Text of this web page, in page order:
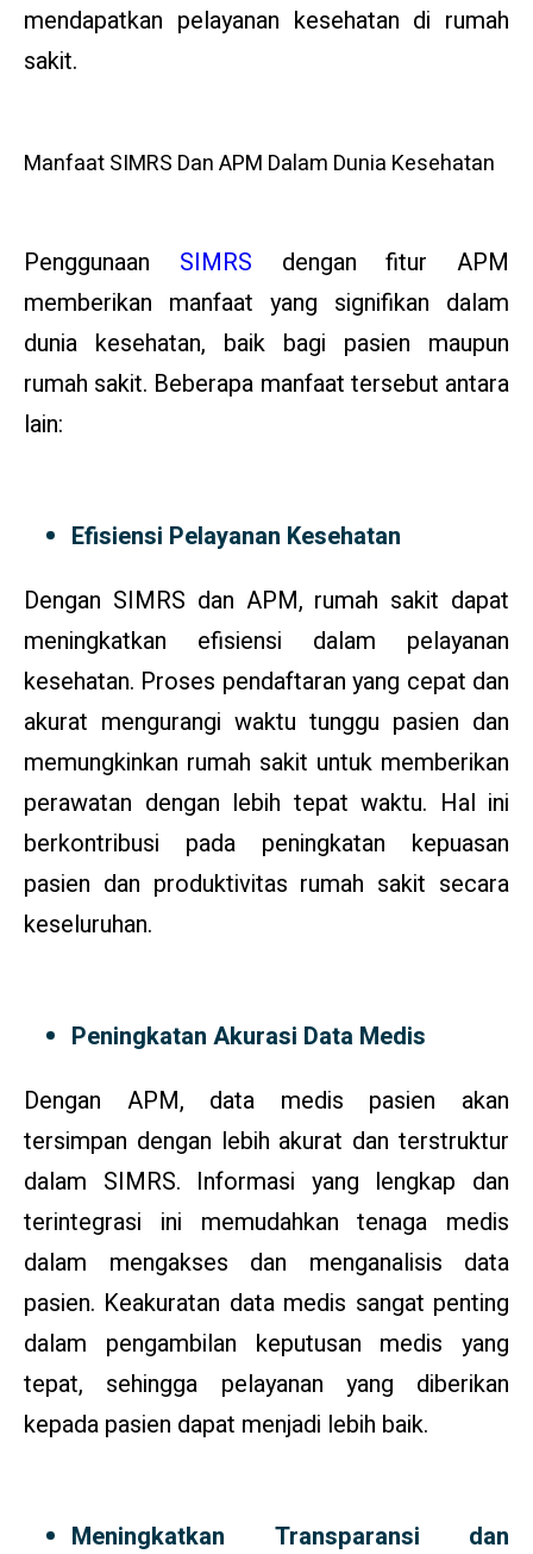
mendapatkan pelayanan kesehatan di rumah
sakit.
Manfaat SIMRS Dan APM Dalam Dunia Kesehatan
Penggunaan SIMRS dengan fitur APM
memberikan manfaat yang signifikan dalam
dunia kesehatan, baik bagi pasien maupun
rumah sakit. Beberapa manfaat tersebut antara
lain:
Efisiensi Pelayanan Kesehatan
Dengan SIMRS dan APM, rumah sakit dapat
meningkatkan efisiensi dalam pelayanan
kesehatan. Proses pendaftaran yang cepat dan
akurat mengurangi waktu tunggu pasien dan
memungkinkan rumah sakit untuk memberikan
perawatan dengan lebih tepat waktu. Hal ini
berkontribusi pada peningkatan kepuasan
pasien dan produktivitas rumah sakit secara
keseluruhan.
Peningkatan Akurasi Data Medis
Dengan APM, data medis pasien akan
tersimpan dengan lebih akurat dan terstruktur
dalam SIMRS. Informasi yang lengkap dan
terintegrasi ini memudahkan tenaga medis
dalam mengakses dan menganalisis data
pasien. Keakuratan data medis sangat penting
dalam pengambilan keputusan medis yang
tepat, sehingga pelayanan yang diberikan
kepada pasien dapat menjadi lebih baik.
Meningkatkan Transparansi dan